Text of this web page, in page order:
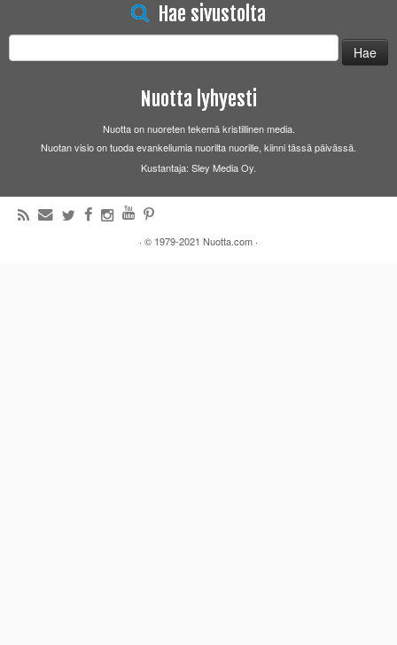
Hae sivustolta
Haku:
Nuotta lyhyesti
Nuotta on nuoreten tekemä kristillinen media.
Nuotan visio on tuoda evankeliumia nuorilta nuorille, kiinni tässä päivässä.
Kustantaja: Sley Media Oy.
· © 1979-2021 Nuotta.com ·